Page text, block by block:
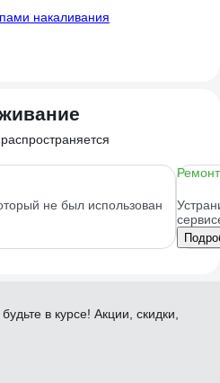
накаливания
не был использован
будьте в курсе! Акции, скидки,